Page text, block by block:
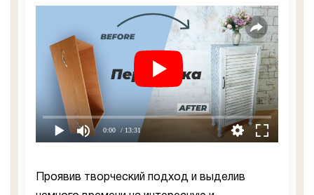
0:00 / 13:31
Проявив творческий подход и выделив